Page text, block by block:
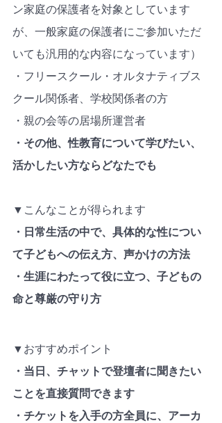
ン家庭の保護者を対象としています
が、一般家庭の保護者にご参加いただ
いても汎用的な内容になっています）
・フリースクール・オルタナティブス
クール関係者、学校関係者の方
・親の会等の居場所運営者
・その他、性教育について学びたい、
活かしたい方ならどなたでも
▼こんなことが得られます
・日常生活の中で、具体的な性につい
て子どもへの伝え方、声かけの方法
・生涯にわたって役に立つ、子どもの
命と尊厳の守り方
▼おすすめポイント
・当日、チャットで登壇者に聞きたい
ことを直接質問できます
・チケットを入手の方全員に、アーカ